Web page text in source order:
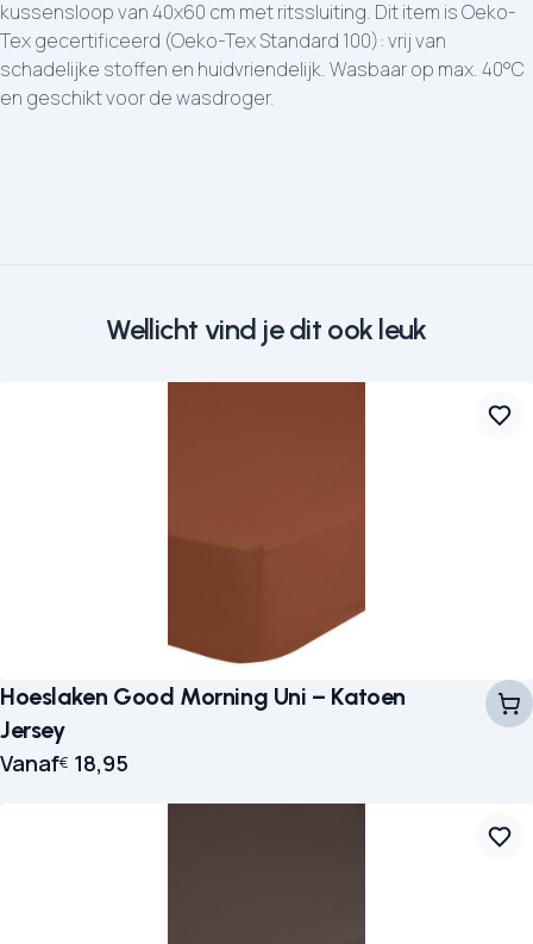
kussensloop van 40x60 cm met ritssluiting. Dit item is Oeko-
Tex gecertificeerd (Oeko-Tex Standard 100): vrij van
schadelijke stoffen en huidvriendelijk. Wasbaar op max. 40°C
en geschikt voor de wasdroger.
Wellicht vind je dit ook leuk
Hoeslaken Good Morning Uni – Katoen
Jersey
Vanaf€ 18,95